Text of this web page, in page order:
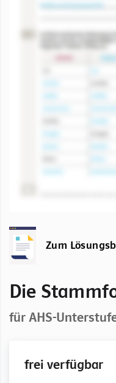
Zum
Die
für AHS-
frei verfügbar